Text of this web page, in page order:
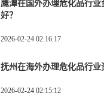
鹰潭在国外办理危化品行
好？
2026-02-24 02:16:17
抚州在海外办理危化品行
2026-02-24 02:15:12